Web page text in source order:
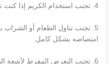
4. تجنب استخدام الكريم إذا كنت تعاني من حساسية لأي من مكوناته.
5. تجنب تناول الطعام أو
امتصاصه بشكل كامل.
6. تجنب التعرض المفرط لأشعة